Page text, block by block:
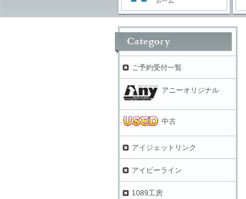
ご予約受付一覧
アニーオリジナル
中古
アイジェットリンク
アイビーライン
1089工房